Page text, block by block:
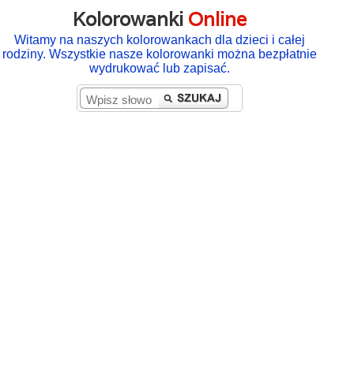
Kolorowanki Online
Witamy na naszych kolorowankach dla dzieci i całej
rodziny. Wszystkie nasze kolorowanki można bezpłatnie
wydrukować lub zapisać.